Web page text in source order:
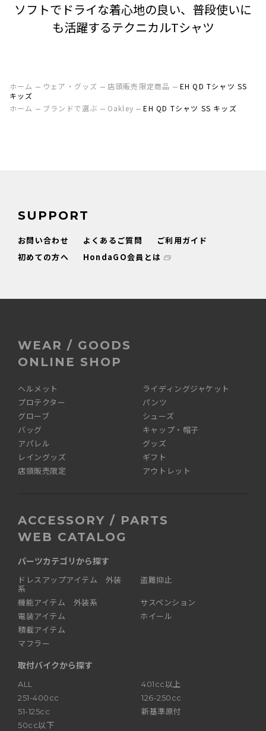
ソフトでドライな着心地の良い、普段使いに
も活躍するテクニカルTシャツ
ホーム ウェア・グッズ 店頭販売限定商品
EH QD Tシャツ SS
キッズ
ホーム
ブランドで選ぶ Oakley EH QD Tシャツ SS キッズ
SUPPORT
お問い合わせ よくあるご質問
ご利用ガイド
初めての方へ
HondaGO会員とは
WEAR / GOODS
ONLINE SHOP
ヘルメット
ライディングジャケット
プロテクター
パンツ
グローブ
シューズ
バッグ
キャップ・帽子
アパレル
グッズ
レイングッズ
ギフト
店頭販売限定
アウトレット
ACCESSORY / PARTS
WEB CATALOG
パーツカテゴリから探す
ドレスアップアイテム 外装
系
機能アイテム 外装系
電装アイテム
積載アイテム
マフラー
盗難抑止
サスペンション
ホイール
取付バイクから探す
ALL
401cc以上
251-400cc
126-250cc
51-125cc
新基準原付
50cc以下